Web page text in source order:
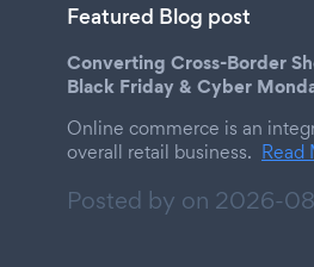
Featured Blog post
Converting Cross-Border
Black Friday & Cyber
Online commerce is an
overall retail business. Read
Posted by on 2026-